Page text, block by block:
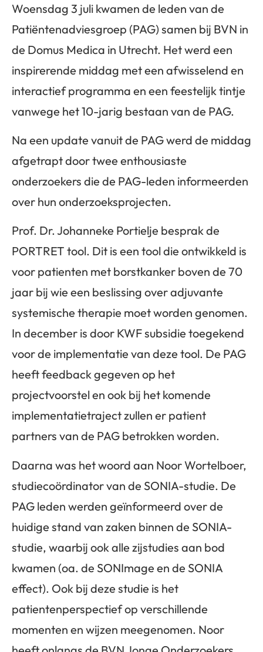
Woensdag 3 juli kwamen de leden van de
Patiëntenadviesgroep (PAG) samen bij BVN in
de Domus Medica in Utrecht. Het werd een
inspirerende middag met een afwisselend en
interactief programma en een feestelijk tintje
vanwege het 10-jarig bestaan van de PAG.
Na een update vanuit de PAG werd de middag
afgetrapt door twee enthousiaste
onderzoekers die de PAG-leden informeerden
over hun onderzoeksprojecten.
Prof. Dr. Johanneke Portielje besprak de
PORTRET tool. Dit is een tool die ontwikkeld is
voor patienten met borstkanker boven de 70
jaar bij wie een beslissing over adjuvante
systemische therapie moet worden genomen.
In december is door KWF subsidie toegekend
voor de implementatie van deze tool. De PAG
heeft feedback gegeven op het
projectvoorstel en ook bij het komende
implementatietraject zullen er patient
partners van de PAG betrokken worden.
Daarna was het woord aan Noor Wortelboer,
studiecoördinator van de SONIA-studie. De
PAG leden werden geïnformeerd over de
huidige stand van zaken binnen de SONIA-
studie, waarbij ook alle zijstudies aan bod
kwamen (oa. de SONImage en de SONIA
effect). Ook bij deze studie is het
patientenperspectief op verschillende
momenten en wijzen meegenomen. Noor